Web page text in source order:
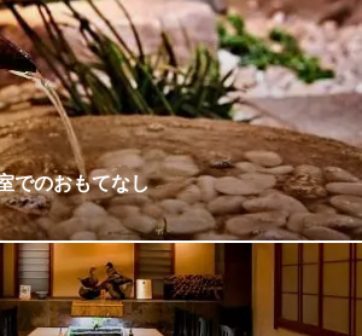
料理
小路駅 徒歩1分
ヒューリック上野広小路ビル5F
ゆっくりとした時間をお楽しみ下さい。 大
わりでご用意しております。 飽きが来ない
理は女将が気持ちを込めてお作りしており
み食べ放題2時間￥5,500】お客様のご来店
ります。
す。
駅 徒歩2分
第一杉山ビル2F
でのおもてなし
寛ぎ頂けます。接待でのご利用から歓送迎
最適です。 4名様から最大30名様までご
います。ソファー席個室、テーブルイス席